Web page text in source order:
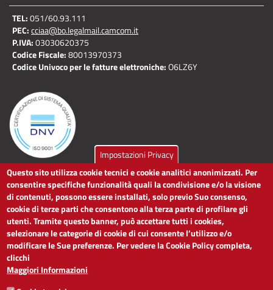
TEL:051/60.93.111
PEC:cciaa@bo.legalmail.camcom.it
P.IVA:03030620375
Codice Fiscale:80013970373
Codice Univoco per le fatture elettroniche:O6LZ6Y
LINK UTILI
Dichiarazione di accessibilità
Obiettivi di accessibilità
Segnalaci problemi di accessibilità
Note legali
Privacy
Accesso riservato
Impostazioni Privacy
Questo sito utilizza cookie tecnici e cookie analitici anonimizzati. Per
consentire specifiche funzionalità quali la condivisione e/o la visione
di contenuti, possono essere installati, solo previo Suo consenso,
cookie di terze parti che consentono alla terza parte di profilare gli
utenti. Tramite questo banner, può accettare tutti i cookies,
selezionare le categorie di cookie di cui consente l’utilizzo e/o
modificare le Sue preferenze. Per vedere la Cookie Policy completa,
clicchi
Maggiori Informazioni